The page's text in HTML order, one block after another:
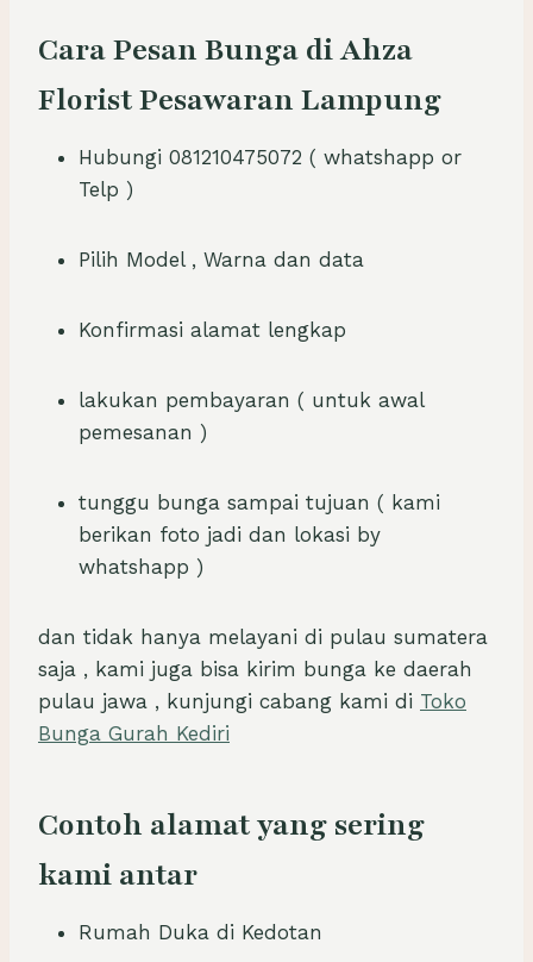
Cara Pesan Bunga di Ahza
Florist Pesawaran Lampung
Hubungi 081210475072 ( whatshapp or
Telp )
Pilih Model , Warna dan data
Konfirmasi alamat lengkap
lakukan pembayaran ( untuk awal
pemesanan )
tunggu bunga sampai tujuan ( kami
berikan foto jadi dan lokasi by
whatshapp )
dan tidak hanya melayani di pulau sumatera
saja , kami juga bisa kirim bunga ke daerah
pulau jawa , kunjungi cabang kami di Toko
Bunga Gurah Kediri
Contoh alamat yang sering
kami antar
Rumah Duka di Kedotan